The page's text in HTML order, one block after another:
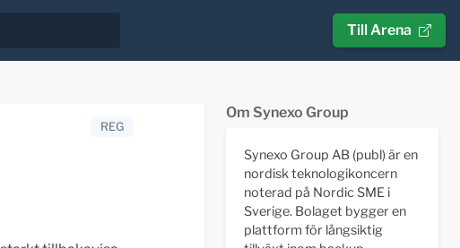
Till Arena
REG
Om Synexo Group
Synexo Group AB (publ) är en
nordisk teknologikoncern
noterad på Nordic SME i
Sverige. Bolaget bygger en
plattform för långsiktig